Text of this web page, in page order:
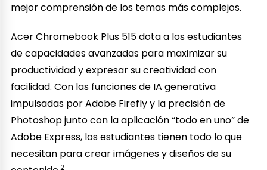
mejor comprensión de los temas más complejos.
Acer Chromebook Plus 515 dota a los estudiantes
de capacidades avanzadas para maximizar su
productividad y expresar su creatividad con
facilidad. Con las funciones de IA generativa
impulsadas por Adobe Firefly y la precisión de
Photoshop junto con la aplicación “todo en uno” de
Adobe Express, los estudiantes tienen todo lo que
necesitan para crear imágenes y diseños de su
2